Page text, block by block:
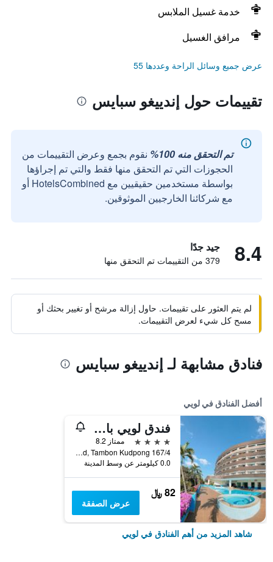
خدمة غسيل الملابس
مرافق الغسيل
عرض جميع وسائل الراحة وعددها 55
تقييمات حول إندييغو سبايس
تم التحقق منه 100%
نقوم بجمع وعرض التقييمات من
الحجوزات التي تم التحقق منها فقط والتي تم إجراؤها
بواسطة مستخدمين حقيقيين مع HotelsCombined أو
مع شركائنا الخارجيين الموثوقين.
8.4 جيد جدًا
379 من التقييمات تم التحقق منها
لم يتم العثور على تقييمات. حاول إزالة مرشح أو تغيير بحثك أو
مسح كل شيء لعرض التقييمات.
فنادق مشابهة لـ إندييغو سبايس
أفضل الفنادق في لويي
فندق لويي بالاس
4 نجوم
ممتاز 8.2
167/4 Charoenrat Road, Tambon Kudpong, لويي, تايلاند
0.0 كيلومتر عن وسط المدينة
82 ﷼
عرض الصفقة
شاهد المزيد من أهم الفنادق في لويي